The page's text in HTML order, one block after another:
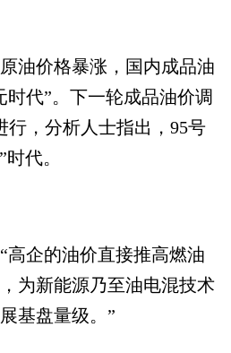
价格暴涨，国内成品油
时代”。下一轮成品油价调
行，分析人士指出，95号
代。
企的油价直接推高燃油
为新能源乃至油电混技术
基盘量级。”